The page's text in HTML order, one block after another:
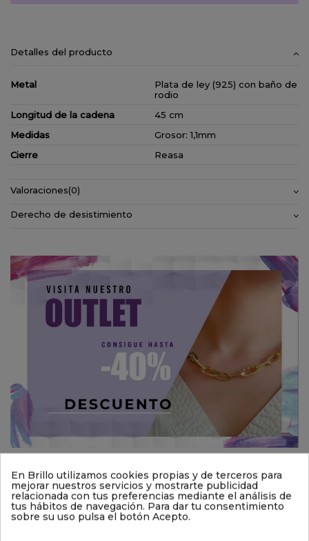
Detalles del producto
Metal
Plata de ley (925) con baño de
rodio
Longitud de la cadena
45 cm
Medidas
Grosor: 1,1mm
Cierre
Reasa
Valoraciones(0)
Derecho de desistimiento
También podría interesarle
En Brillo utilizamos cookies propias y de terceros para
mejorar nuestros servicios y mostrarte publicidad
relacionada con tus preferencias mediante el análisis de
tus hábitos de navegación. Para dar tu consentimiento
sobre su uso pulsa el botón Acepto.